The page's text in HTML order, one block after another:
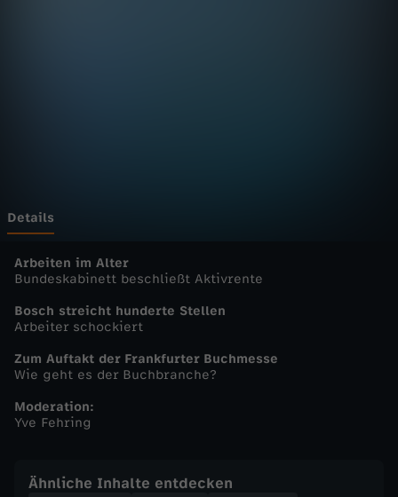
s
c
h
l
n
d
Details
Arbeiten im Alter
Bundeskabinett beschließt Aktivrente
Bosch streicht hunderte Stellen
Arbeiter schockiert
Zum Auftakt der Frankfurter Buchmesse
Wie geht es der Buchbranche?
Moderation:
Yve Fehring
Ähnliche Inhalte entdecken